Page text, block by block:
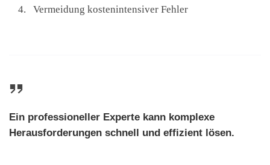
Vermeidung kostenintensiver Fehler
Ein professioneller Experte kann komplexe
Herausforderungen schnell und effizient lösen.